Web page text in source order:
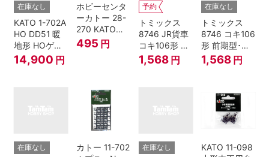
在庫なし
KATO 1-702A
HO DD51 暖
地形 HOゲー
ジ
14,900 円
ホビーセンタ
ーカトー 28-
270 KATOナ
ックルカプラ
ー 黒 センタ
495 円
予約
トミックス
8746 JR貨車
コキ106形 前
期型･新塗装･
コンテナな
1,568 円
在庫なし
トミックス
8746 コキ106
形 前期型･新
塗装･コンテ
ナなし･2両セ
1,568 円
在庫なし
カトー 11-702
在庫なし
KATO 11-098